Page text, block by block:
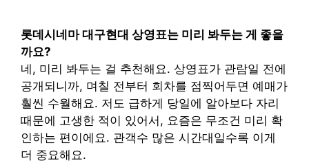
롯데시네마 대구현대 상영표는 미리 봐두는 게 좋을
까요?
네, 미리 봐두는 걸 추천해요. 상영표가 관람일 전에
공개되니까, 며칠 전부터 회차를 점찍어두면 예매가
훨씬 수월해요. 저도 급하게 당일에 알아보다 자리
때문에 고생한 적이 있어서, 요즘은 무조건 미리 확
인하는 편이에요. 관객수 많은 시간대일수록 이게
더 중요해요.